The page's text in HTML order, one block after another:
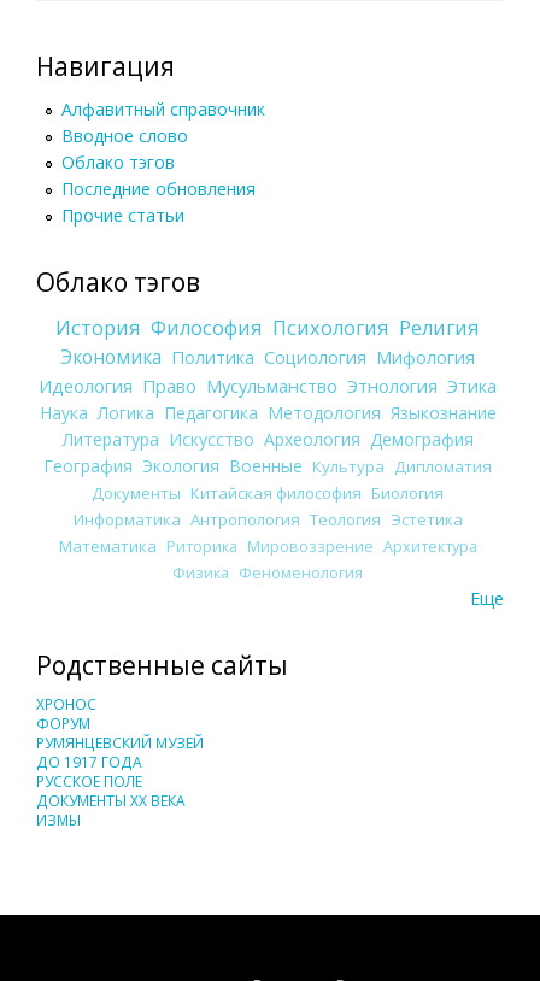
Навигация
Алфавитный справочник
Вводное слово
Облако тэгов
Последние обновления
Прочие статьи
Облако тэгов
История Философия Психология Религия
Экономика Политика Социология Мифология
Идеология Право Мусульманство Этнология Этика
Наука Логика Педагогика Методология Языкознание
Литература Искусство Археология Демография
География Экология Военные Культура
Дипломатия
Документы Китайская философия Биология
Информатика Антропология Теология Эстетика
Математика Риторика Мировоззрение Архитектура
Физика Феноменология
Еще
Родственные сайты
ХРОНОС
ФОРУМ
РУМЯНЦЕВСКИЙ МУЗЕЙ
ДО 1917 ГОДА
РУССКОЕ ПОЛЕ
ДОКУМЕНТЫ XX ВЕКА
ИЗМЫ